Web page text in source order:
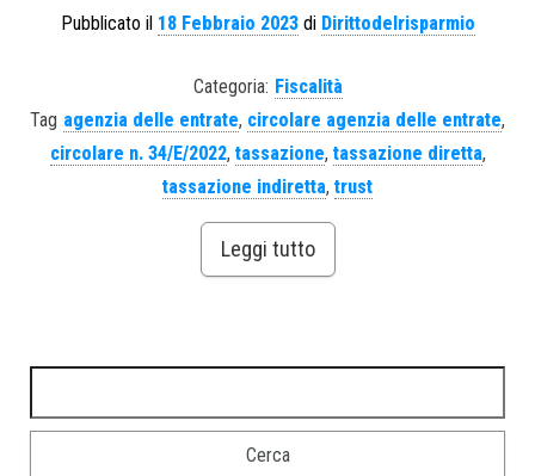
Pubblicato il 18 Febbraio 2023di Dirittodelrisparmio
Categoria: Fiscalità
Tag agenzia delle entrate, circolare agenzia delle entrate,
circolare n. 34/E/2022, tassazione, tassazione diretta,
tassazione indiretta, trust
Leggi tutto